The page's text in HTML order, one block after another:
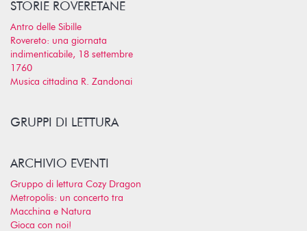
STORIE ROVERETANE
Antro delle Sibille
Rovereto: una giornata
indimenticabile, 18 settembre
1760
Musica cittadina R. Zandonai
GRUPPI DI LETTURA
ARCHIVIO EVENTI
Gruppo di lettura Cozy Dragon
Metropolis: un concerto tra
Macchina e Natura
Gioca con noi!